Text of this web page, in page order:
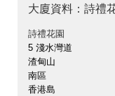
大廈資料：詩禮
詩禮花園
5 淺水灣道
渣甸山
南區
香港島